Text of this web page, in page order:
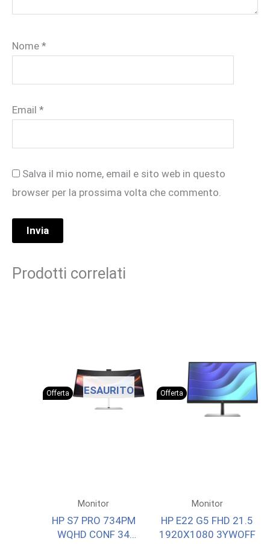
Nome *
Email *
Salva il mio nome, email e sito web in questo
browser per la prossima volta che commento.
Prodotti correlati
Offerta ESAURITO
Monitor
HP S7 PRO 734PM
WQHD CONF 34
Offerta
Monitor
HP E22 G5 FHD 21.5
1920X1080 3YWOFF